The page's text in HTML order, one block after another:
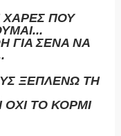
ΧΑΡΕΣ ΠΟΥ
ΓΙΑ ΣΕΝΑ ΝΑ
ΞΕΠΛΕΝΩ ΤΗ
ΟΧΙ ΤΟ ΚΟΡΜΙ